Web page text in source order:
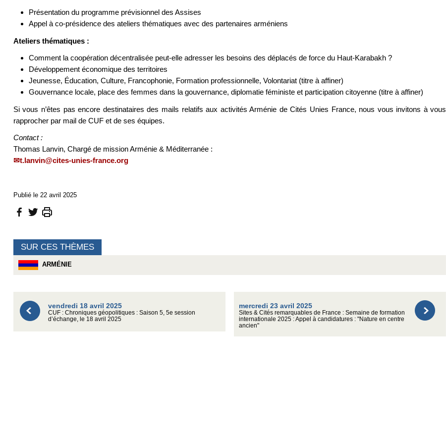
Présentation du programme prévisionnel des Assises
Appel à co-présidence des ateliers thématiques avec des partenaires arméniens
Ateliers thématiques :
Comment la coopération décentralisée peut-elle adresser les besoins des déplacés de force du Haut-Karabakh ?
Développement économique des territoires
Jeunesse, Éducation, Culture, Francophonie, Formation professionnelle, Volontariat (titre à affiner)
Gouvernance locale, place des femmes dans la gouvernance, diplomatie féministe et participation citoyenne (titre à affiner)
Si vous n’êtes pas encore destinataires des mails relatifs aux activités Arménie de Cités Unies France, nous vous invitons à vous
rapprocher par mail de CUF et de ses équipes.
Contact :
Thomas Lanvin, Chargé de mission Arménie & Méditerranée :
t.lanvin@cites-unies-france.org
Publié le 22 avril 2025
SUR CES THÈMES
ARMÉNIE
vendredi 18 avril 2025
CUF : Chroniques géopolitiques : Saison 5, 5e session
d’échange, le 18 avril 2025
mercredi 23 avril 2025
Sites & Cités remarquables de France : Semaine de formation
internationale 2025 : Appel à candidatures : "Nature en centre
ancien"